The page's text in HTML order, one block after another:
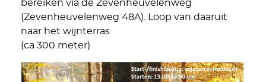
bereiken via de Zevenheuvelenweg
(Zevenheuvelenweg 48A). Loop van daaruit
naar het wijnterras
(ca 300 meter)